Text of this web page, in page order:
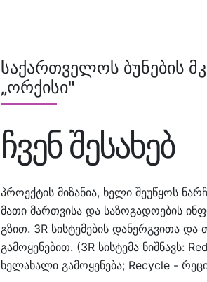
საქართველოს ბუნების
„ორქისი"
ჩვენ შესახებ
პროექტის მიზანია, ხელი შეუწყოს
მათი მართვისა და საზოგადოების
გზით. 3R სისტემების დანერგვითა
გამოყენებით. (3R სისტემა ნიშნავს:
ხელახალი გამოყენება; Recycle -